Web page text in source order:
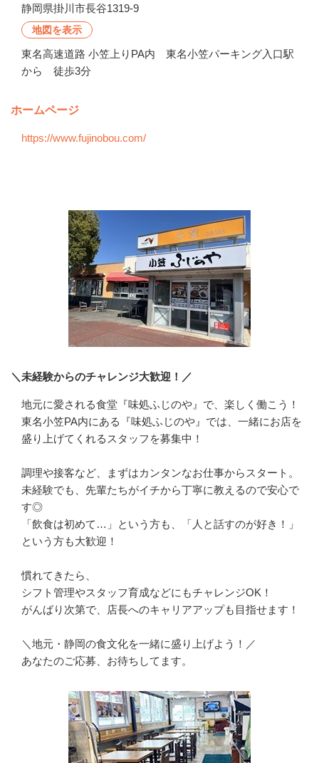
静岡県掛川市長谷1319‐9
地図を表示
東名高速道路 小笠上りPA内 東名小笠パーキング入口駅
から 徒歩3分
ホームページ
https://www.fujinobou.com/
＼未経験からのチャレンジ大歓迎！／
地元に愛される食堂『味処ふじのや』で、楽しく働こう！
東名小笠PA内にある『味処ふじのや』では、一緒にお店を
盛り上げてくれるスタッフを募集中！
調理や接客など、まずはカンタンなお仕事からスタート。
未経験でも、先輩たちがイチから丁寧に教えるので安心で
す◎
「飲食は初めて…」という方も、「人と話すのが好き！」
という方も大歓迎！
慣れてきたら、
シフト管理やスタッフ育成などにもチャレンジOK！
がんばり次第で、店長へのキャリアアップも目指せます！
＼地元・静岡の食文化を一緒に盛り上げよう！／
あなたのご応募、お待ちしてます。